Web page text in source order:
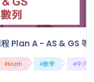
Plan A - AS & GS 等
#Math #數學 #中六